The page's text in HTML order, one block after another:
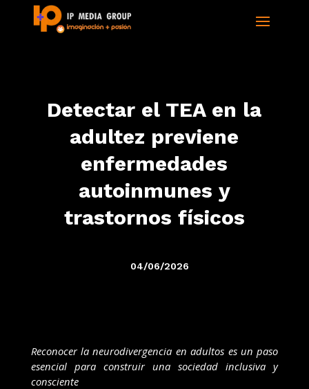
Detectar el TEA en la
adultez previene
enfermedades
autoinmunes y
trastornos físicos
04/06/2026
Reconocer la neurodivergencia en adultos es un paso
esencial para construir una sociedad inclusiva y
consciente